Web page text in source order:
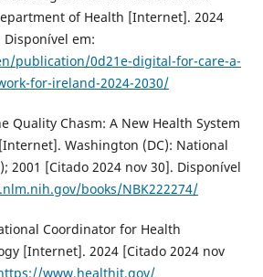
of Health [Internet]. 2024
Disponível em:
publication/0d21e-digital-for-care-a-
for-ireland-2024-2030/
Quality Chasm: A New Health System
Washington (DC): National
2001 [Citado 2024 nov 30]. Disponível
books/NBK222274/
Coordinator for Health
[Internet]. 2024 [Citado 2024 nov
www.healthit.gov/